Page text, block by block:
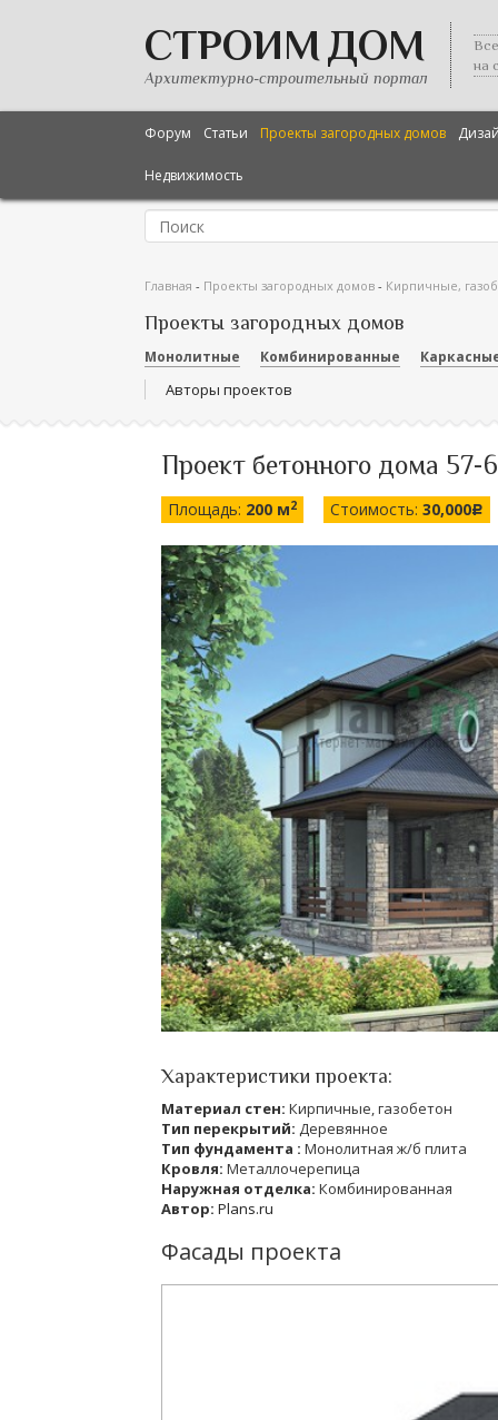
СТРОИМ ДОМ
Архитектурно-строительный портал
на
Форум Статьи Проекты загородных домов
Недвижимость
Главная - Проекты загородных домов - Кирпичные,
Проекты загородных домов
Монолитные Комбинированные
Авторы проектов
Проект бетонного дома 57-
Площадь: 200 м2 Стоимость: 30,000c
Характеристики проекта:
Материал стен: Кирпичные, газобетон
Тип перекрытий: Деревянное
Тип фундамента : Монолитная ж/б плита
Кровля: Металлочерепица
Наружная отделка: Комбинированная
Автор: Plans.ru
Фасады проекта